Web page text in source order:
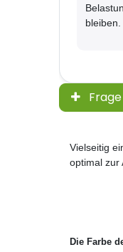
bleiben.
Vielseitig
optimal zur
Die Farbe